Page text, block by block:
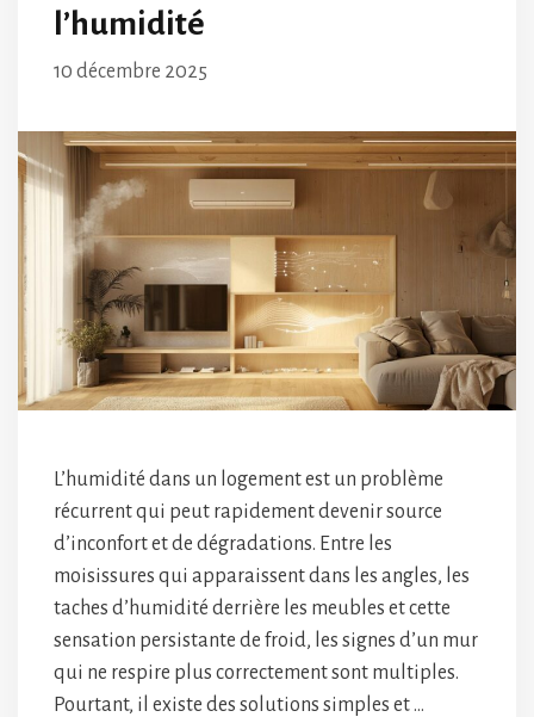
l’humidité
10 décembre 2025
L’humidité dans un logement est un problème
récurrent qui peut rapidement devenir source
d’inconfort et de dégradations. Entre les
moisissures qui apparaissent dans les angles, les
taches d’humidité derrière les meubles et cette
sensation persistante de froid, les signes d’un mur
qui ne respire plus correctement sont multiples.
Pourtant, il existe des solutions simples et …